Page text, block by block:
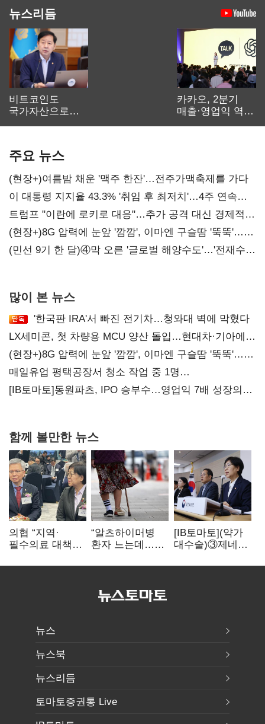
뉴스리듬
비트코인도
국가자산으로…'
카카오, 2분기
매출·영업익 역대
주요 뉴스
(현장+)여름밤 채운 '맥주 한잔'…전주가맥축제를 가다
이 대통령 지지율 43.3% '취임 후 최저치'…4주 연속
'하락'
트럼프 "이란에 로키로 대응"…추가 공격 대신 경제적
압박 시사
(현장+)8G 압력에 눈앞 '깜깜', 이마엔 구슬땀 '뚝뚝'…
화려한 에어쇼 뒤 땀방울
(민선 9기 한 달)④막 오른 '글로벌 해양수도'…'전재수
많이 본 뉴스
'한국판 IRA'서 빠진 전기차…청와대 벽에 막혔다
LX세미콘, 첫 차량용 MCU 양산 돌입…현대차·기아에
공급
(현장+)8G 압력에 눈앞 '깜깜', 이마엔 구슬땀 '뚝뚝'…
화려한 에어쇼 뒤 땀방울
매일유업 평택공장서 청소 작업 중 1명
사망…"안전관리체계 재점검"
[IB토마토]동원파츠, IPO 승부수…영업익 7배 성장의
함께 볼만한 뉴스
의협 “지역·
필수의료 대책
의료개혁에 현장
“알츠하이머병
환자 느는데…
시급”
[IB토마토](약가
대수술)③제네릭
'뚝'…등재전략
뉴스
뉴스북
뉴스리듬
토마토증권통 Live